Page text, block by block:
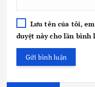
Lưu tên của tôi,
duyệt này cho lần bình